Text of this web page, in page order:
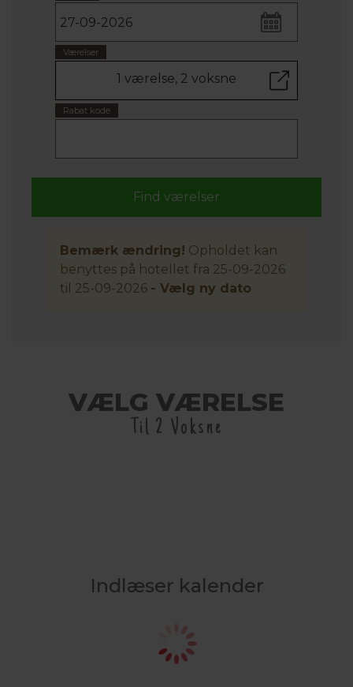
Værelser
1 værelse, 2 voksne
Rabat kode
Bemærk ændring! Opholdet kan
benyttes på hotellet fra 25-09-2026
til 25-09-2026 - Vælg ny dato
VÆLG VÆRELSE
Til 2 Voksne
Indlæser kalender